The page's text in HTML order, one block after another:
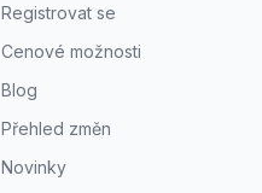
Registrovat se
Cenové možnosti
Blog
Přehled změn
Novinky